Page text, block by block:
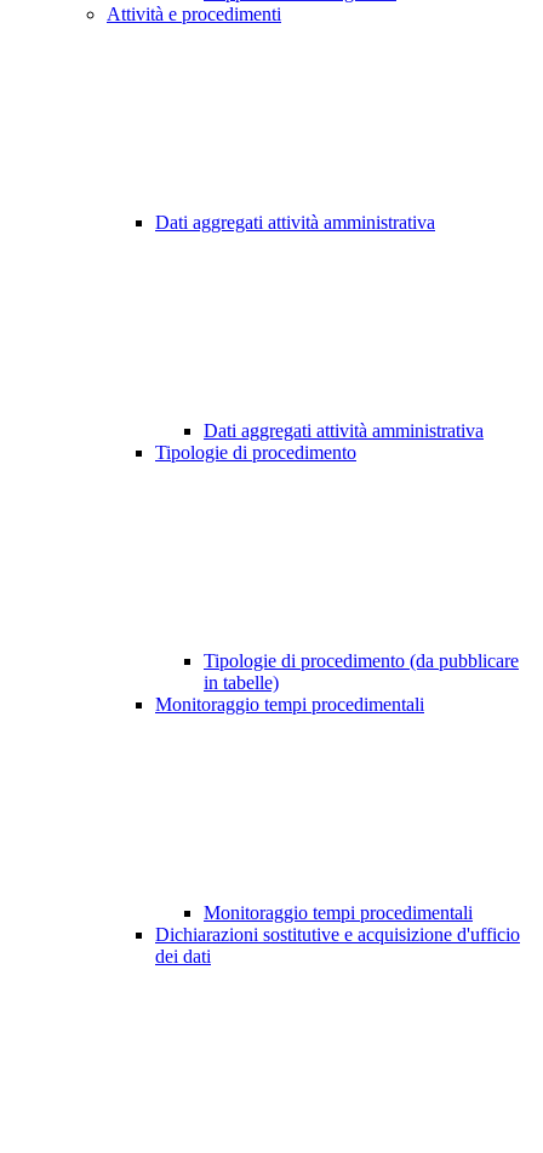
Attività e procedimenti
Dati aggregati attività amministrativa
Dati aggregati attività amministrativa
Tipologie di procedimento
Tipologie di procedimento (da pubblicare
in tabelle)
Monitoraggio tempi procedimentali
Monitoraggio tempi procedimentali
Dichiarazioni sostitutive e acquisizione d'ufficio
dei dati